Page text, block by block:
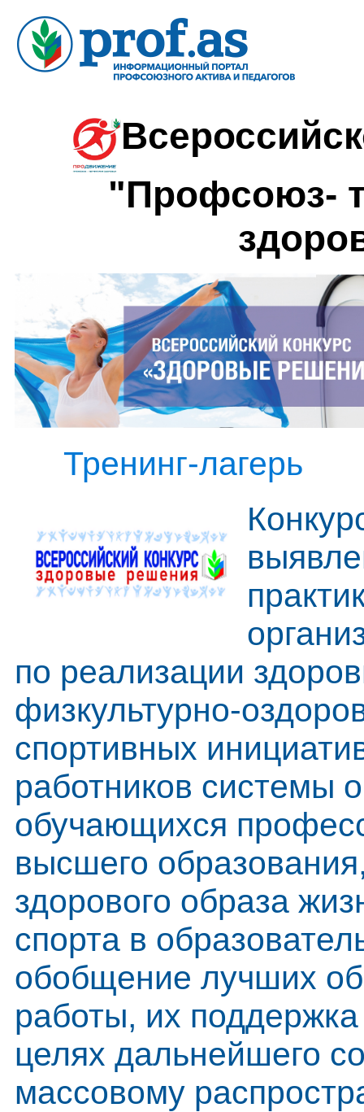
"Профсоюз-
Тренинг-лагерь
по реализации
физкультурно-
спортивных
работников системы
обучающихся
высшего
здорового образа
спорта в
обобщение лучших
работы, их
целях дальнейшего
массовому